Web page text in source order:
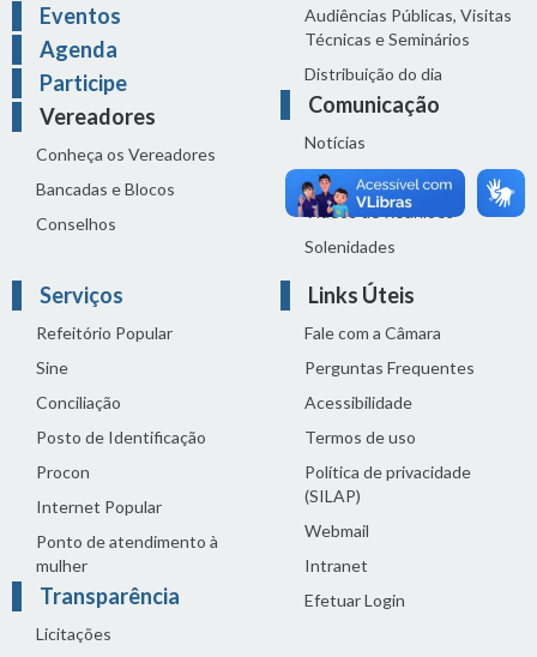
Eventos
Agenda
Participe
Vereadores
Conheça os Vereadores
Bancadas e Blocos
Conselhos
Audiências Públicas, Visitas
Técnicas e Seminários
Distribuição do dia
Comunicação
Notícias
Sala de Imprensa
Vídeos de Reuniões
Solenidades
Serviços
Refeitório Popular
Sine
Conciliação
Posto de Identificação
Procon
Internet Popular
Ponto de atendimento à
mulher
Transparência
Licitações
Links Úteis
Fale com a Câmara
Perguntas Frequentes
Acessibilidade
Termos de uso
Política de privacidade
(SILAP)
Webmail
Intranet
Efetuar Login